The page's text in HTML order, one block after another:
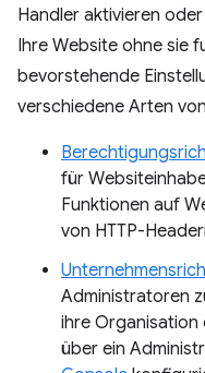
Handler aktivieren
Ihre Website ohne sie
bevorstehende
verschiedene Arten
für
Funktionen auf
von HTTP-
Administratoren
ihre Organisation
über ein